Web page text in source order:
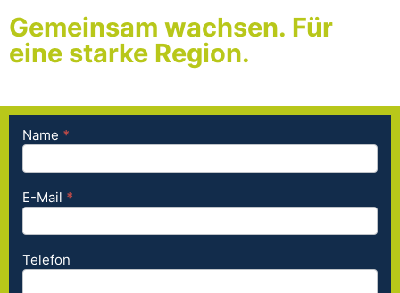
Gemeinsam wachsen. Für
eine starke Region.
Kurzanfrage
Name *
E-Mail *
Telefon